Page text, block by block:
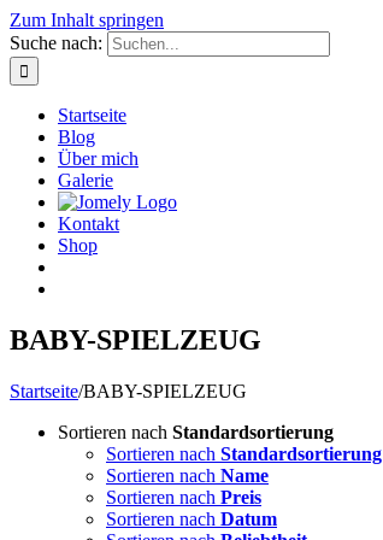
Zum Inhalt springen
Suche nach:
Startseite
Blog
Über mich
Galerie
Kontakt
Shop
BABY-SPIELZEUG
Startseite/BABY-SPIELZEUG
Sortieren nach Standardsortierung
Sortieren nach Standardsortierung
Sortieren nach Name
Sortieren nach Preis
Sortieren nach Datum